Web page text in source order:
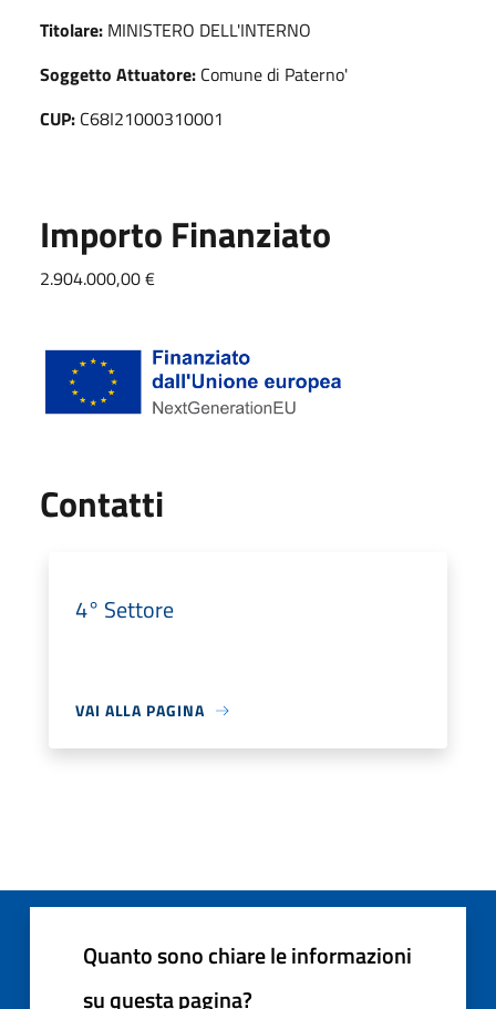
Titolare: MINISTERO DELL'INTERNO
Soggetto Attuatore: Comune di Paterno'
CUP: C68I21000310001
Importo Finanziato
2.904.000,00 €
Contatti
4° Settore
VAI ALLA PAGINA
Quanto sono chiare le informazioni
su questa pagina?